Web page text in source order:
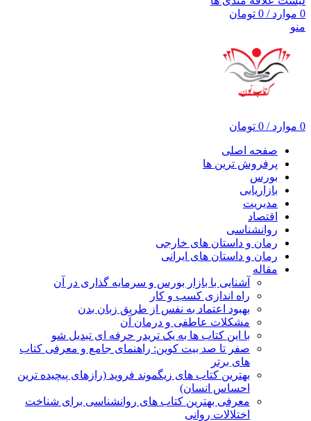
0 موارد /
0 تومان
منو
0 موارد /
0 تومان
صفحه اصلی
پرفروش ترین ها
بورس
بازاریابی
مدیریت
اقتصاد
روانشناسی
رمان و داستان های خارجی
رمان و داستان های ایرانی
مقاله
آشنایی با بازار بورس و سرمایه گذاری در آن
راه اندازی کسب و کار
بهبود اعتماد به نفس از طریق زبان بدن
مشکلات عاطفی و درمان آن
با این کتاب ها به یک تریدر حرفه ای تبدیل شو
صفر تا صد بیت کوین: راهنمای جامع و معرفی کتاب
های برتر
بهترین کتاب های زیگموند فروید (رازهای پیچیده ترین
احساس انسان)
معرفی بهترین کتاب های روانشناسی برای شناخت
اختلالات روانی